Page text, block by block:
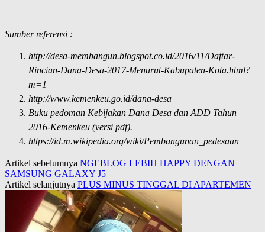
Sumber referensi :
http://desa-membangun.blogspot.co.id/2016/11/Daftar-
Rincian-Dana-Desa-2017-Menurut-Kabupaten-Kota.html?
m=1
http://www.kemenkeu.go.id/dana-desa
Buku pedoman Kebijakan Dana Desa dan ADD Tahun
2016-Kemenkeu (versi pdf).
https://id.m.wikipedia.org/wiki/Pembangunan_pedesaan
Artikel sebelumnya NGEBLOG LEBIH HAPPY DENGAN
SAMSUNG GALAXY J5
Artikel selanjutnya PLUS MINUS TINGGAL DI APARTEMEN